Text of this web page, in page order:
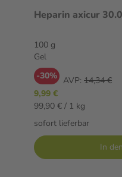
Heparin axicur
100 g
Gel
-30% AVP: 14,34 €
9,99 €
99,90 € / 1 kg
sofort lieferbar
In